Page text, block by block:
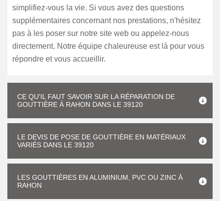
simplifiez-vous la vie. Si vous avez des questions
supplémentaires concernant nos prestations, n'hésitez
pas à les poser sur notre site web ou appelez-nous
directement. Notre équipe chaleureuse est là pour vous
répondre et vous accueillir.
CE QU'IL FAUT SAVOIR SUR LA RÉPARATION DE
GOUTTIÈRE À RAHON DANS LE 39120
LE DEVIS DE POSE DE GOUTTIÈRE EN MATÉRIAUX
VARIÉS DANS LE 39120
LES GOUTTIÈRES EN ALUMINIUM, PVC OU ZINC À
RAHON